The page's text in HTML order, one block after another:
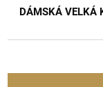
DÁMSKÁ VELKÁ